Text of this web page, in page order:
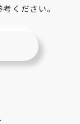
ください。